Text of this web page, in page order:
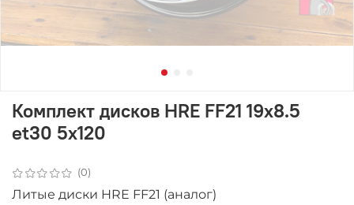
(0)
Комплект дисков HRE FF21 19x8.5
et30 5x120
Литые диски HRE FF21 (аналог)